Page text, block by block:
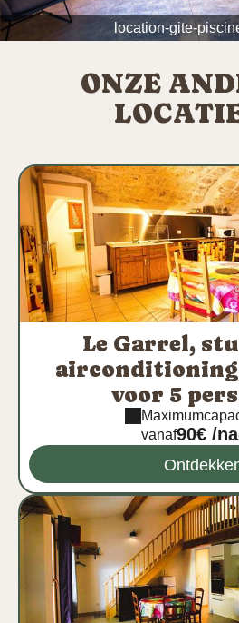
location-gite-
ONZE
Le Garrel,
voor 5
vanaf90€ /